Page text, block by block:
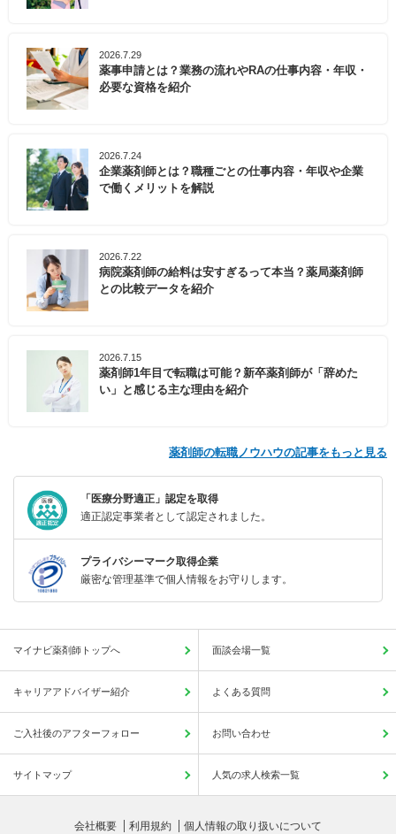
2026.7.29
薬事申請とは？業務の流れやRAの仕事内容・年収・
必要な資格を紹介
2026.7.24
企業薬剤師とは？職種ごとの仕事内容・年収や企業
で働くメリットを解説
2026.7.22
病院薬剤師の給料は安すぎるって本当？薬局薬剤師
との比較データを紹介
2026.7.15
薬剤師1年目で転職は可能？新卒薬剤師が「辞めた
い」と感じる主な理由を紹介
薬剤師の転職ノウハウの記事をもっと見る
「医療分野適正」認定を取得
適正認定事業者として認定されました。
プライバシーマーク取得企業
厳密な管理基準で個人情報をお守りします。
マイナビ薬剤師トップへ 面談会場一覧
キャリアアドバイザー紹介 よくある質問
ご入社後のアフターフォロー お問い合わせ
サイトマップ 人気の求人検索一覧
会社概要 利用規約 個人情報の取り扱いについて